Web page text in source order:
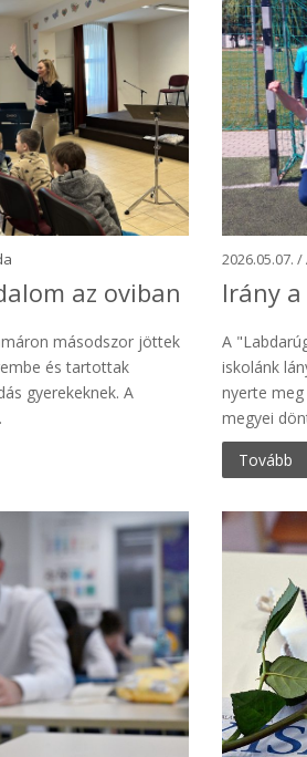
az oviban
másodszor jöttek
és tartottak
gyerekeknek. A
2026.05.07. /
Irány
A
iskolánk
nyerte
megyei
Tovább